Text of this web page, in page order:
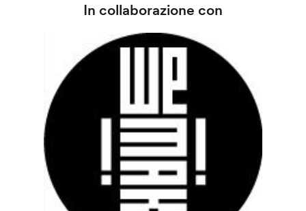
In collaborazione con